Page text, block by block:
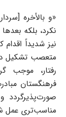
«و بالأخره
نکرد، بلکه
نیز شدیداً
متعصب تشکیل
رفتار، موجب
فرهنگستان
مناسب‌تری عمل شود.»